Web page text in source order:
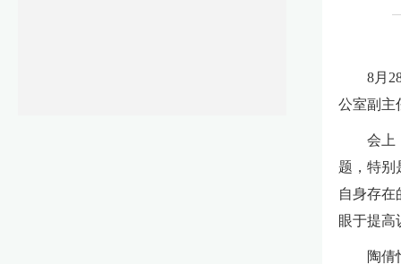
8月
公室副主
会上
题，特别
自身存在
眼于提高
陶倩